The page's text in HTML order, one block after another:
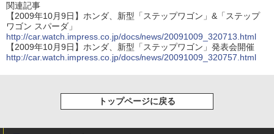
関連記事
【2009年10月9日】ホンダ、新型「ステップワゴン」&「ステップ
ワゴン スパーダ」
http://car.watch.impress.co.jp/docs/news/20091009_320713.html
【2009年10月9日】ホンダ、新型「ステップワゴン」発表会開催
http://car.watch.impress.co.jp/docs/news/20091009_320757.html
トップページに戻る